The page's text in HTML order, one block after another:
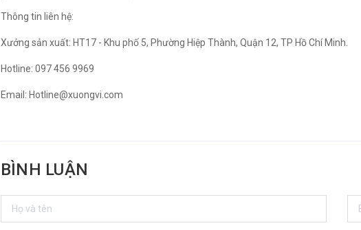
Thông tin liên hệ:
Xưởng sản xuất: HT17 - Khu phố 5, Phường Hiệp Thành, Quận 12, TP Hồ Chí Minh.
Hotline: 097 456 9969
Email: Hotline@xuongvi.com
BÌNH LUẬN